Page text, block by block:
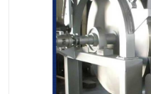
单锥螺带真空干燥机
方形圆形真空干燥机
热风循环烘箱